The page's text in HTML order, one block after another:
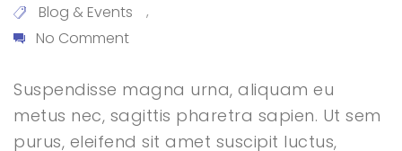
Blog & Events
,
No Comment
Suspendisse magna urna, aliquam eu
metus nec, sagittis pharetra sapien. Ut sem
purus, eleifend sit amet suscipit luctus,